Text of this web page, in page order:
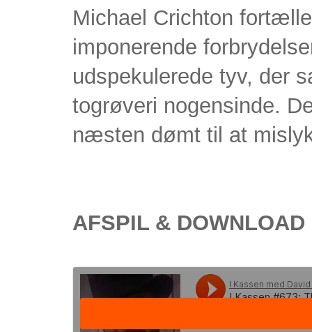
Michael Crichton
imponerende
udspekulerede tyv, der
togrøveri nogensinde.
næsten dømt til at
AFSPIL & DOWNLOAD